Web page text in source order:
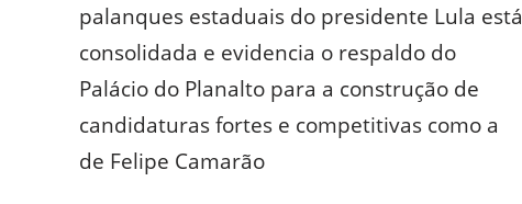
palanques estaduais do presidente Lula está
consolidada e evidencia o respaldo do
Palácio do Planalto para a construção de
candidaturas fortes e competitivas como a
de Felipe Camarão